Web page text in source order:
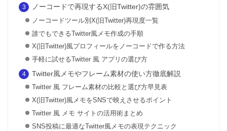
ノーコードで再現するX(旧Twitter)の雰囲気
ノーコードツール別X(旧Twitter)再現度一覧
誰でもできるTwitter風メモ作成の手順
X(旧Twitter)風プロフィールをノーコードで作る方法
手軽に試せるTwitter 風 アプリの選び方
Twitter風メモやフレーム素材の使い方徹底解説
Twitter 風 フレーム素材の比較と選び方早見表
X(旧Twitter)風メモをSNSで映えさせるポイント
Twitter 風 メモ サイトの活用術まとめ
SNS投稿に最適なTwitter風メモの表現テクニック